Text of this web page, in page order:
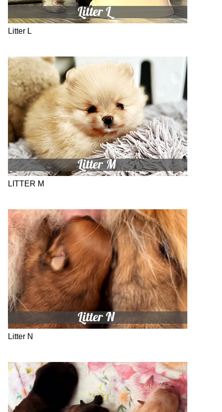
Litter L
LITTER M
Litter N